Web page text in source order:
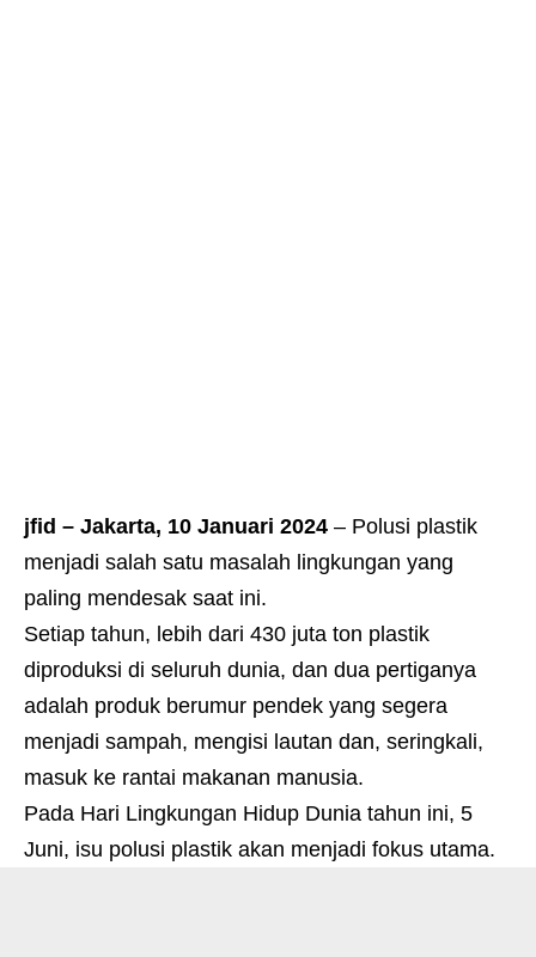
jfid – Jakarta, 10 Januari 2024 – Polusi plastik
menjadi salah satu masalah lingkungan yang
paling mendesak saat ini.
Setiap tahun, lebih dari 430 juta ton plastik
diproduksi di seluruh dunia, dan dua pertiganya
adalah produk berumur pendek yang segera
menjadi sampah, mengisi lautan dan, seringkali,
masuk ke rantai makanan manusia.
Pada Hari Lingkungan Hidup Dunia tahun ini, 5
Juni, isu polusi plastik akan menjadi fokus utama.